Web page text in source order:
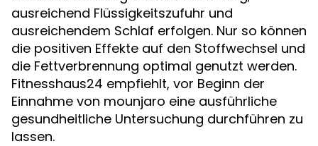
ausreichend Flüssigkeitszufuhr und
ausreichendem Schlaf erfolgen. Nur so können
die positiven Effekte auf den Stoffwechsel und
die Fettverbrennung optimal genutzt werden.
Fitnesshaus24 empfiehlt, vor Beginn der
Einnahme von mounjaro eine ausführliche
gesundheitliche Untersuchung durchführen zu
lassen.